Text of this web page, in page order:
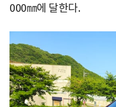
000㎜에 달한다.